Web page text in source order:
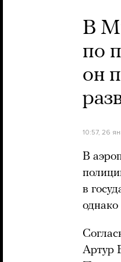
В
по
он
10:57, 26
В
в
однако
Артур